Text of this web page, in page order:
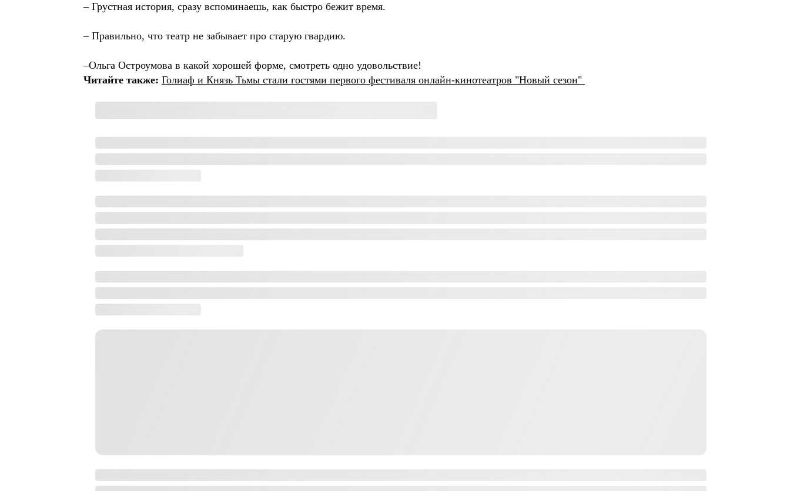
– Грустная история, сразу вспоминаешь, как быстро бежит время.
– Правильно, что театр не забывает про старую гвардию.
–Ольга Остроумова в какой хорошей форме, смотреть одно удовольствие!
Читайте также: Голиаф и Князь Тьмы стали гостями первого фестиваля онлайн-кинотеатров "Новый сезон"